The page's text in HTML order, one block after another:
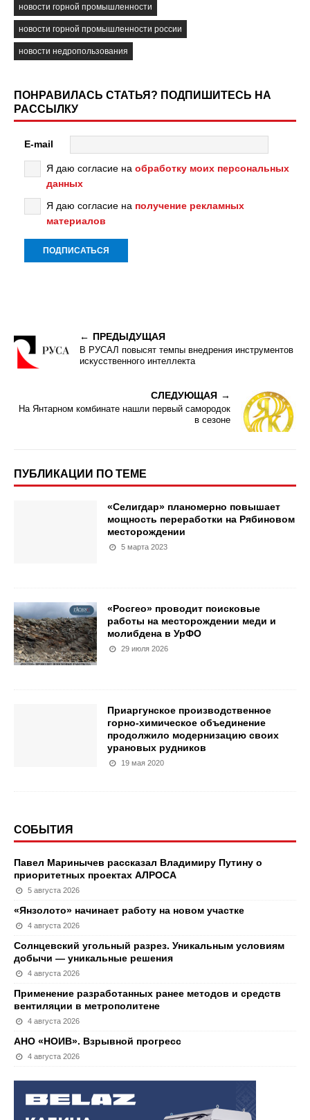
новости горной промышленности
новости горной промышленности россии
новости недропользования
ПОНРАВИЛАСЬ СТАТЬЯ? ПОДПИШИТЕСЬ НА
РАССЫЛКУ
E-mail
Я даю согласие на обработку моих персональных
данных
Я даю согласие на получение рекламных
материалов
ПРЕДЫДУЩАЯ
В РУСАЛ повысят темпы внедрения инструментов
искусственного интеллекта
СЛЕДУЮЩАЯ
На Янтарном комбинате нашли первый самородок
в сезоне
ПУБЛИКАЦИИ ПО ТЕМЕ
«Селигдар» планомерно повышает
мощность переработки на Рябиновом
месторождении
5 марта 2023
«Росгео» проводит поисковые
работы на месторождении меди и
молибдена в УрФО
29 июля 2026
Приаргунское производственное
горно-химическое объединение
продолжило модернизацию своих
урановых рудников
19 мая 2020
СОБЫТИЯ
Павел Маринычев рассказал Владимиру Путину о
приоритетных проектах АЛРОСА
5 августа 2026
«Янзолото» начинает работу на новом участке
4 августа 2026
Солнцевский угольный разрез. Уникальным условиям
добычи — уникальные решения
4 августа 2026
Применение разработанных ранее методов и средств
вентиляции в метрополитене
4 августа 2026
АНО «НОИВ». Взрывной прогресс
4 августа 2026